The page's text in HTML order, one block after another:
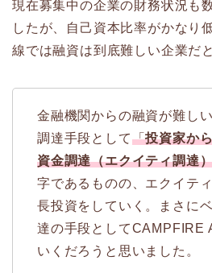
現在募集中の企業の財務状況も
したが、自己資本比率がかなり
線では融資は到底難しい企業だ
金融機関からの融資が難し
調達手段として「投資家か
資金調達（エクイティ調達
字であるものの、エクイテ
長投資をしていく。まさに
達の手段としてCAMPFIRE
いくだろうと思いました。